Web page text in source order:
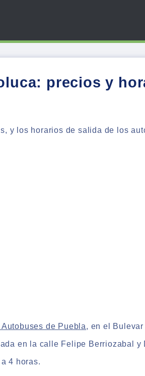
precios y
y los horarios de salida de los
de Puebla, en el Bulevar
en la calle Felipe Berriozabal y
4 horas.